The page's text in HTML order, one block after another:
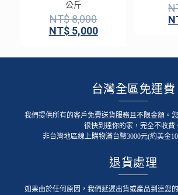
公斤
NT$8,000
NT$5,000
台灣全區免運費
我們提供所有的客戶免費送貨服務且不限金額。
很快到達你的家，完全不收費
非台灣地區線上購物滿台幣3000元(約美金
退貨處理
如果由於任何原因，我們延遲出貨或產品到達您